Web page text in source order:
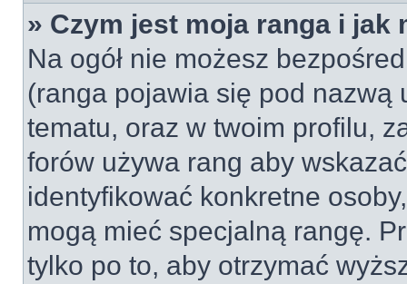
» Czym jest moja ranga i jak
Na ogół nie możesz
(ranga pojawia się pod
tematu, oraz w twoim profilu,
forów używa rang aby
identyfikować konkretne
mogą mieć specjalną rangę.
tylko po to, aby otrzymać